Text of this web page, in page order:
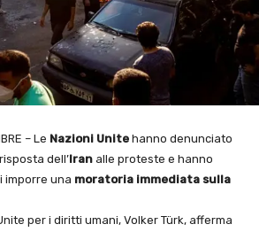
– Le Nazioni Unite hanno denunciato
dell’Iran alle proteste e hanno
imporre una moratoria immediata sulla
per i diritti umani, Volker Türk, afferma